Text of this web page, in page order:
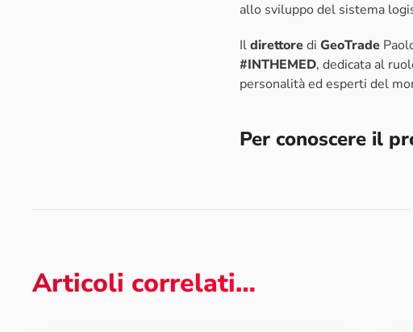
allo sviluppo del sistema
Ildirettoredi GeoTrade
#INTHEMED, dedicata al
personalità ed esperti del
Per conoscere il
Articoli correlati…